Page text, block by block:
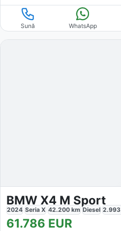
Sună WhatsApp
BMW X4 M Sport
2024 Seria X 42.200 km Diesel 2.993
61.786 EUR